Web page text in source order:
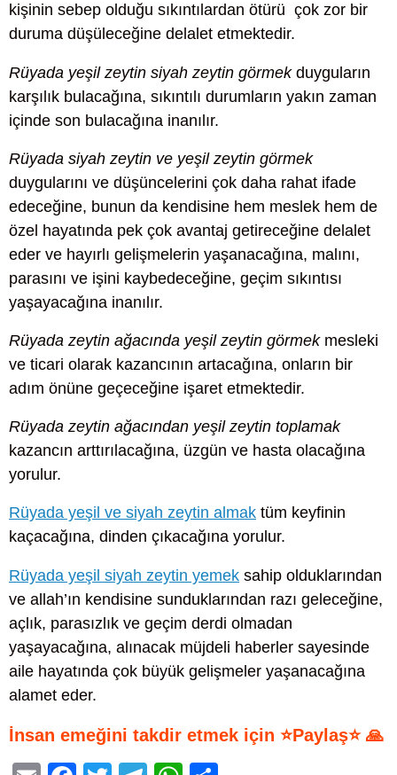
kişinin sebep olduğu sıkıntılardan ötürü çok zor bir
duruma düşüleceğine delalet etmektedir.
Rüyada yeşil zeytin siyah zeytin görmekduyguların
karşılık bulacağına, sıkıntılı durumların yakın zaman
içinde son bulacağına inanılır.
Rüyada siyah zeytin ve yeşil zeytin görmek
duygularını ve düşüncelerini çok daha rahat ifade
edeceğine, bunun da kendisine hem meslek hem de
özel hayatında pek çok avantaj getireceğine delalet
eder ve hayırlı gelişmelerin yaşanacağına, malını,
parasını ve işini kaybedeceğine, geçim sıkıntısı
yaşayacağına inanılır.
Rüyada zeytin ağacında yeşil zeytin görmekmesleki
ve ticari olarak kazancının artacağına, onların bir
adım önüne geçeceğine işaret etmektedir.
Rüyada zeytin ağacından yeşil zeytin toplamak
kazancın arttırılacağına, üzgün ve hasta olacağına
yorulur.
Rüyada yeşil ve siyah zeytin almak tüm keyfinin
kaçacağına, dinden çıkacağına yorulur.
Rüyada yeşil siyah zeytin yemek sahip olduklarından
ve allah’ın kendisine sunduklarından razı geleceğine,
açlık, parasızlık ve geçim derdi olmadan
yaşayacağına, alınacak müjdeli haberler sayesinde
aile hayatında çok büyük gelişmeler yaşanacağına
alamet eder.
İnsan emeğini takdir etmek için ⭐Paylaş⭐ 🙏